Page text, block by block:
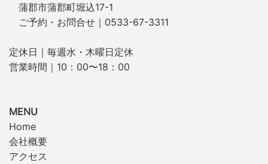
蒲郡市蒲郡町堀込17-1
ご予約・お問合せ｜0533-67-3311
定休日｜毎週水・木曜日定休
営業時間｜10：00〜18：00
MENU
Home
会社概要
アクセス